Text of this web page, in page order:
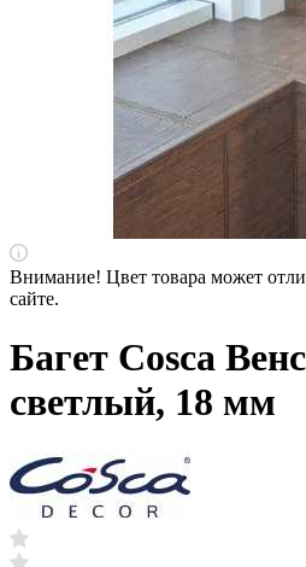
Внимание! Цвет товара может
сайте.
Багет Cosca
светлый, 18 мм